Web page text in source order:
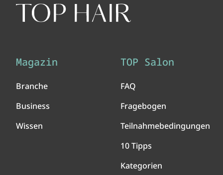
Magazin
Branche
Business
Wissen
TOP Salon
FAQ
Fragebogen
Teilnahmebedingungen
10 Tipps
Kategorien